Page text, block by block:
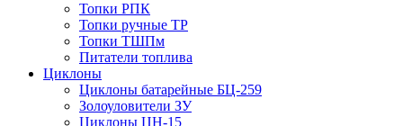
Топки РПК
Топки ручные ТР
Топки ТШПм
Питатели топлива
Циклоны
Циклоны батарейные БЦ-259
Золоуловители ЗУ
Циклоны ЦН-15